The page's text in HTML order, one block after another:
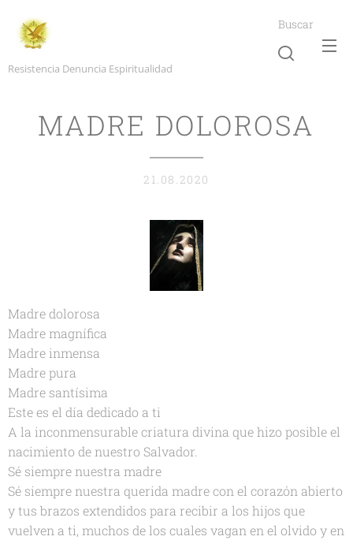
Resistencia Denuncia Espiritualidad
Buscar
MADRE DOLOROSA
21.08.2020
Madre dolorosa
Madre magnífica
Madre inmensa
Madre pura
Madre santísima
Este es el día dedicado a ti
A la inconmensurable criatura divina que hizo posible el
nacimiento de nuestro Salvador.
Sé siempre nuestra madre
Sé siempre nuestra querida madre con el corazón abierto
y tus brazos extendidos para recibir a los hijos que
vuelven a ti, muchos de los cuales vagan en el olvido y en